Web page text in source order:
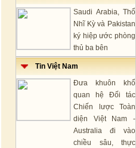
Saudi Arabia, Thổ
Nhĩ Kỳ và Pakistan
ký hiệp ước phòng
thủ ba bên
Tin Việt Nam
Đưa khuôn khổ
quan hệ Đối tác
Chiến lược Toàn
diện Việt Nam -
Australia đi vào
chiều sâu, thực